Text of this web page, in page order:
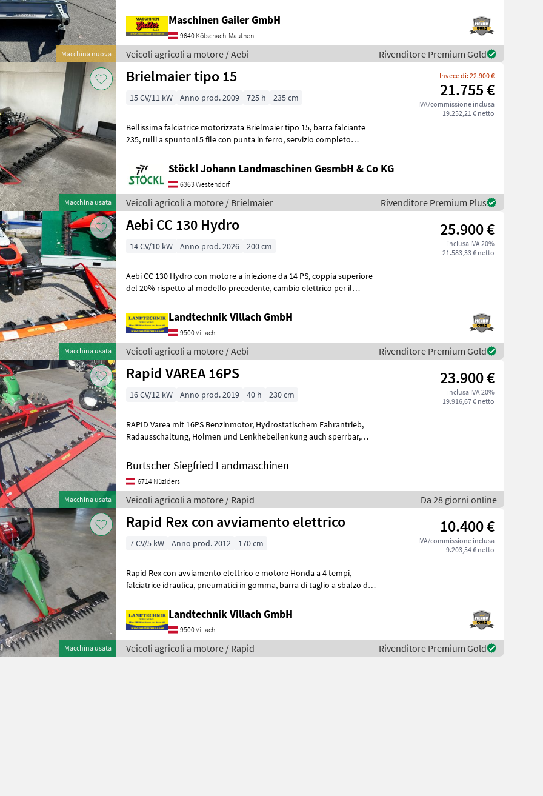
Macchina nuova
Maschinen Gailer GmbH
9640 Kötschach-Mauthen
Veicoli agricoli a motore / Aebi Rivenditore Premium Gold
Macchina usata
Brielmaier tipo 15 Invece di: 22.900 €
21.755 €
IVA/commissione inclusa
19.252,21 € netto
15 CV/11 kW Anno prod. 2009 725 h 235 cm
Bellissima falciatrice motorizzata Brielmaier tipo 15, barra falciante
235, rulli a spuntoni 5 file con punta in ferro, servizio completo
Stöckl Johann Landmaschinen GesmbH & Co KG
6363 Westendorf
Veicoli agricoli a motore / Brielmaier Rivenditore Premium Plus
Macchina usata
Aebi CC 130 Hydro 25.900 €
inclusa IVA 20%
21.583,33 € netto
14 CV/10 kW Anno prod. 2026 200 cm
Aebi CC 130 Hydro con motore a iniezione da 14 PS, coppia superiore
del 20% rispetto al modello precedente, cambio elettrico per il
Landtechnik Villach GmbH
9500 Villach
Veicoli agricoli a motore / Aebi Rivenditore Premium Gold
Macchina usata
Rapid VAREA 16PS 23.900 €
inclusa IVA 20%
19.916,67 € netto
16 CV/12 kW Anno prod. 2019 40 h 230 cm
RAPID Varea mit 16PS Benzinmotor, Hydrostatischem Fahrantrieb,
Radausschaltung, Holmen und Lenkhebellenkung auch sperrbar,
Burtscher Siegfried Landmaschinen
6714 Nüziders
Veicoli agricoli a motore / Rapid Da 28 giorni online
Macchina usata
Rapid Rex con avviamento elettrico 10.400 €
IVA/commissione inclusa
9.203,54 € netto
7 CV/5 kW Anno prod. 2012 170 cm
Rapid Rex con avviamento elettrico e motore Honda a 4 tempi,
falciatrice idraulica, pneumatici in gomma, barra di taglio a sbalzo da
Landtechnik Villach GmbH
9500 Villach
Veicoli agricoli a motore / Rapid Rivenditore Premium Gold